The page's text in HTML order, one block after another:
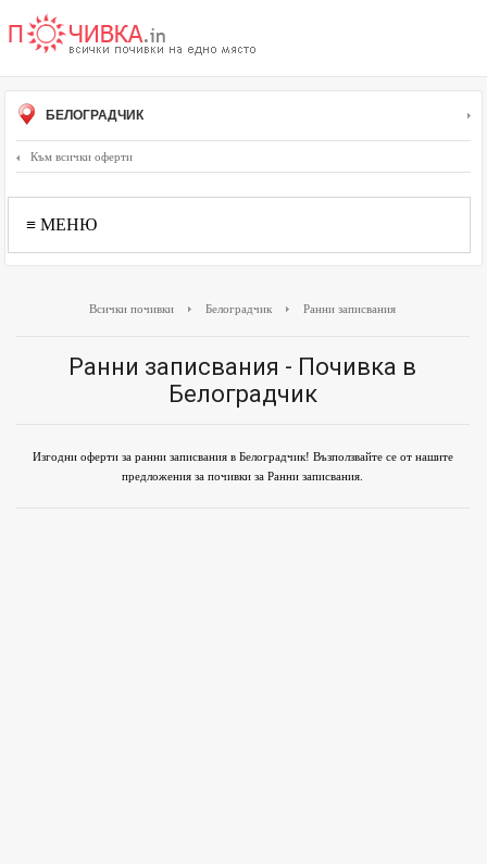
БЕЛОГРАДЧИК
Към всички оферти
≡ МЕНЮ
Всички почивки Белоградчик Ранни записвания
Ранни записвания - Почивка в
Белоградчик
Изгодни оферти за ранни записвания в Белоградчик! Възползвайте се от нашите
предложения за почивки за Ранни записвания.